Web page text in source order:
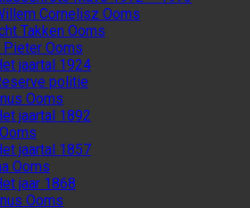
Cornelisz Ooms
Takken Ooms
Ooms
jaartal 1924
politie
Ooms
jaartal 1892
jaartal 1857
Ooms
jaar 1868
Ooms